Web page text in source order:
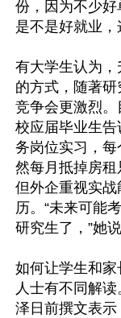
份，因为不少
是不是好就业，
有大学生认为
的方式，随著
竞争会更激烈
校应届毕业生
务岗位实习，
然每月抵掉房租
但外企重视实
历。“未来可能
研究生了，”她说
如何让学生和
人士有不同解
泽日前撰文表